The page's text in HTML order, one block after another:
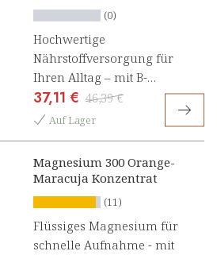
Magnesium Duplex
Presslinge
(0)
Hochwertige
Nährstoffversorgung für
Ihren Alltag – mit B-
Vitaminen und Magnesium
37,11 € 46,39 €
Auf Lager
Magnesium 300 Orange-
Maracuja Konzentrat
(11)
Flüssiges Magnesium für
schnelle Aufnahme - mit